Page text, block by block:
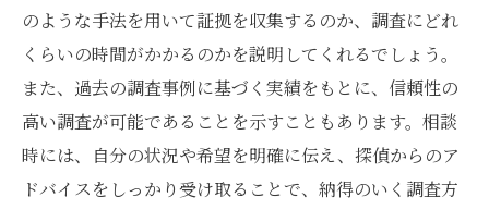
のような手法を用いて証拠を収集するのか、調査にどれ
くらいの時間がかかるのかを説明してくれるでしょう。
また、過去の調査事例に基づく実績をもとに、信頼性の
高い調査が可能であることを示すこともあります。相談
時には、自分の状況や希望を明確に伝え、探偵からのア
ドバイスをしっかり受け取ることで、納得のいく調査方